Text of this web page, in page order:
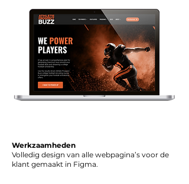
Werkzaamheden
Volledig design van alle webpagina’s voor de
klant gemaakt in Figma.